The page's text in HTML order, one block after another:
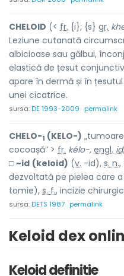
CHELOID (< fr. {i}; {s} gr.
Leziune cutanată
albicioase sau gălbui,
elastică de țesut
apare în dermă și în
unei cicatrice.
sursa:DE 1993-2009 permalink
CHELO-1 (KELO-)
cocoașă” > fr. kélo-, engl. id.
□~id (keloid) (v. -id), s. n.,
dezvoltată pe pielea care
tomie), s. f., incizie
sursa:DETS 1987 permalink
Keloid dex
Keloid definitie